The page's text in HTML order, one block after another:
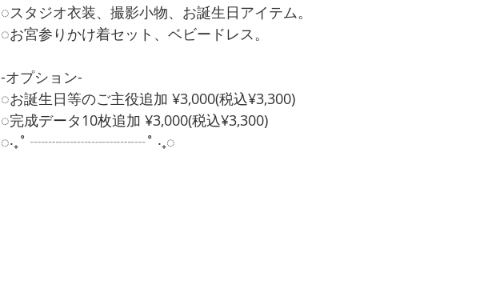
◌スタジオ衣装、撮影小物、お誕生日アイテム。
◌お宮参りかけ着セット、ベビードレス。
-オプション-
◌お誕生日等のご主役追加 ¥3,000(税込¥3,300)
◌完成データ10枚追加 ¥3,000(税込¥3,300)
◌‧₊˚ ┈┈┈┈┈┈┈┈˚ ‧₊◌